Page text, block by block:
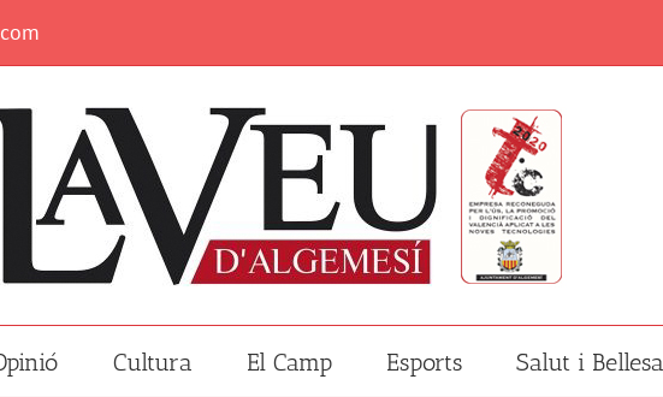
Cultura El Camp Esports Salut i Bellesa